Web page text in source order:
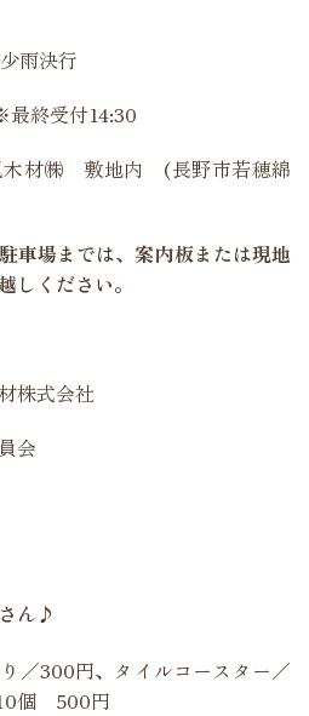
雨決行
終受付14:30
材㈱ 敷地内 (長野市若穂綿
車場までは、案内板または現地
しください。
株式会社
会
ん♪
300円、タイルコースター／
個 500円